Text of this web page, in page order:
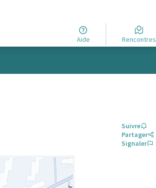
Aide Rencontres
Suivre
Partager
Signaler